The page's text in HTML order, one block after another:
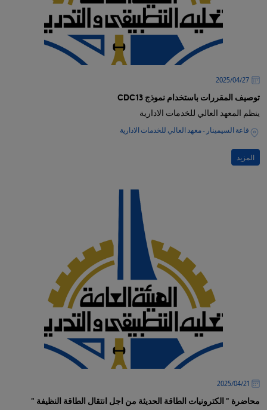
27‏/04‏/2025
توصيف المقررات باستخدام نموذج CDC13
ينظم المعهد العالي للخدمات الادارية
قاعة السيمينار - معهد العالي للخدمات الادارية
المزيد
21‏/04‏/2025
محاضرة " الكترونيات الطاقة الحديثة من اجل انتقال الطاقة النظيفة "